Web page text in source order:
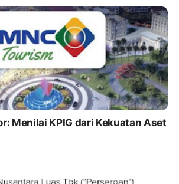
Menilai KPIG dari Kekuatan Aset